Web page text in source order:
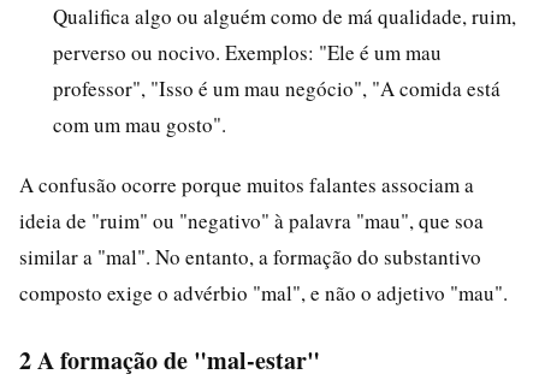
Qualifica algo ou alguém como de má qualidade, ruim,
perverso ou nocivo. Exemplos: "Ele é um mau
professor", "Isso é um mau negócio", "A comida está
com um mau gosto".
A confusão ocorre porque muitos falantes associam a
ideia de "ruim" ou "negativo" à palavra "mau", que soa
similar a "mal". No entanto, a formação do substantivo
composto exige o advérbio "mal", e não o adjetivo "mau".
2 A formação de "mal-estar"